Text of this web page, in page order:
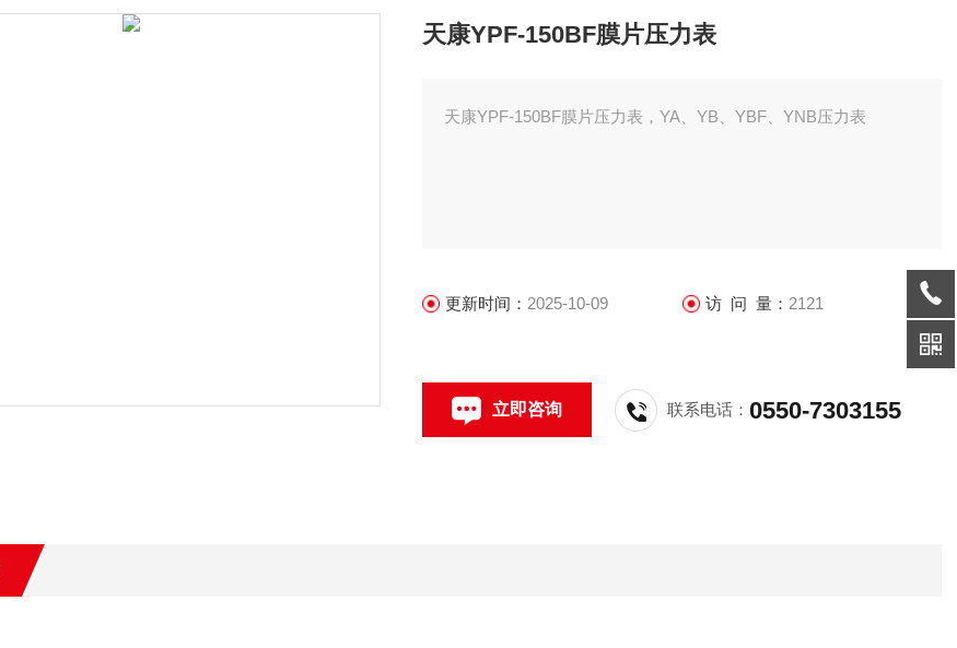
天康YPF-150BF膜片压力表
天康YPF-150BF膜片压力表，YA、YB、YBF、YNB压力表
更新时间： 2025-10-09 访 问 量： 2121
立即咨询 联系电话：0550-7303155